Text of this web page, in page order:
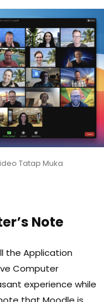
Tatap Muka
Note
the Application
Computer
experience while